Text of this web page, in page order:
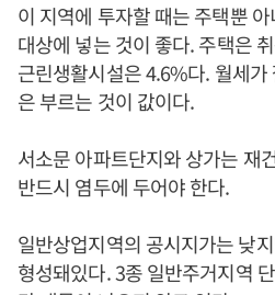
이 지역에 투자할 때는 주택뿐
대상에 넣는 것이 좋다. 주택은
근린생활시설은 4.6%다. 월세
은 부르는 것이 값이다.
서소문 아파트단지와 상가는 재
반드시 염두에 두어야 한다.
일반상업지역의 공시지가는 낮
형성돼있다. 3종 일반주거지역